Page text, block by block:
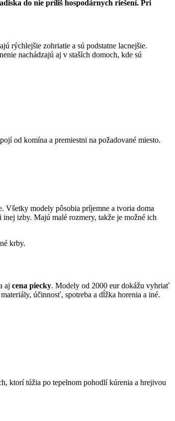
do nie príliš hospodárnych riešení. Pri
rýchlejšie zohriatie a sú podstatne lacnejšie.
nachádzajú aj v staších domoch, kde sú
od komína a premiestni na požadované miesto.
modely pôsobia príjemne a tvoria doma
izby. Majú malé rozmery, takže je možné ich
aj cena piecky. Modely od 2000 eur dokážu vyhriať
účinnosť, spotreba a dĺžka horenia a iné.
ktorí túžia po tepelnom pohodlí kúrenia a hrejivou